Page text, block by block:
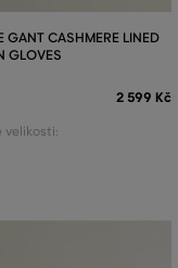
GANT CASHMERE LINED
GLOVES
2 599 Kč
velikosti: